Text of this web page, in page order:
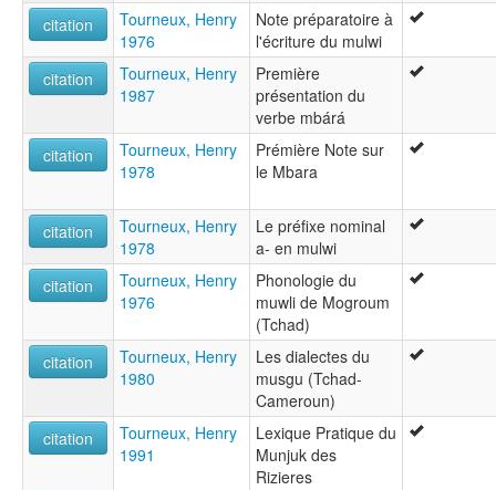
citation
Tourneux, Henry
1976
Note préparatoire à
l'écriture du mulwi
citation
Tourneux, Henry
1987
Première
présentation du
verbe mbárá
citation
Tourneux, Henry
1978
Prémière Note sur
le Mbara
citation
Tourneux, Henry
1978
Le préfixe nominal
a- en mulwi
citation
Tourneux, Henry
1976
Phonologie du
muwli de Mogroum
(Tchad)
citation
Tourneux, Henry
1980
Les dialectes du
musgu (Tchad-
Cameroun)
citation
Tourneux, Henry
1991
Lexique Pratique du
Munjuk des
Rizieres